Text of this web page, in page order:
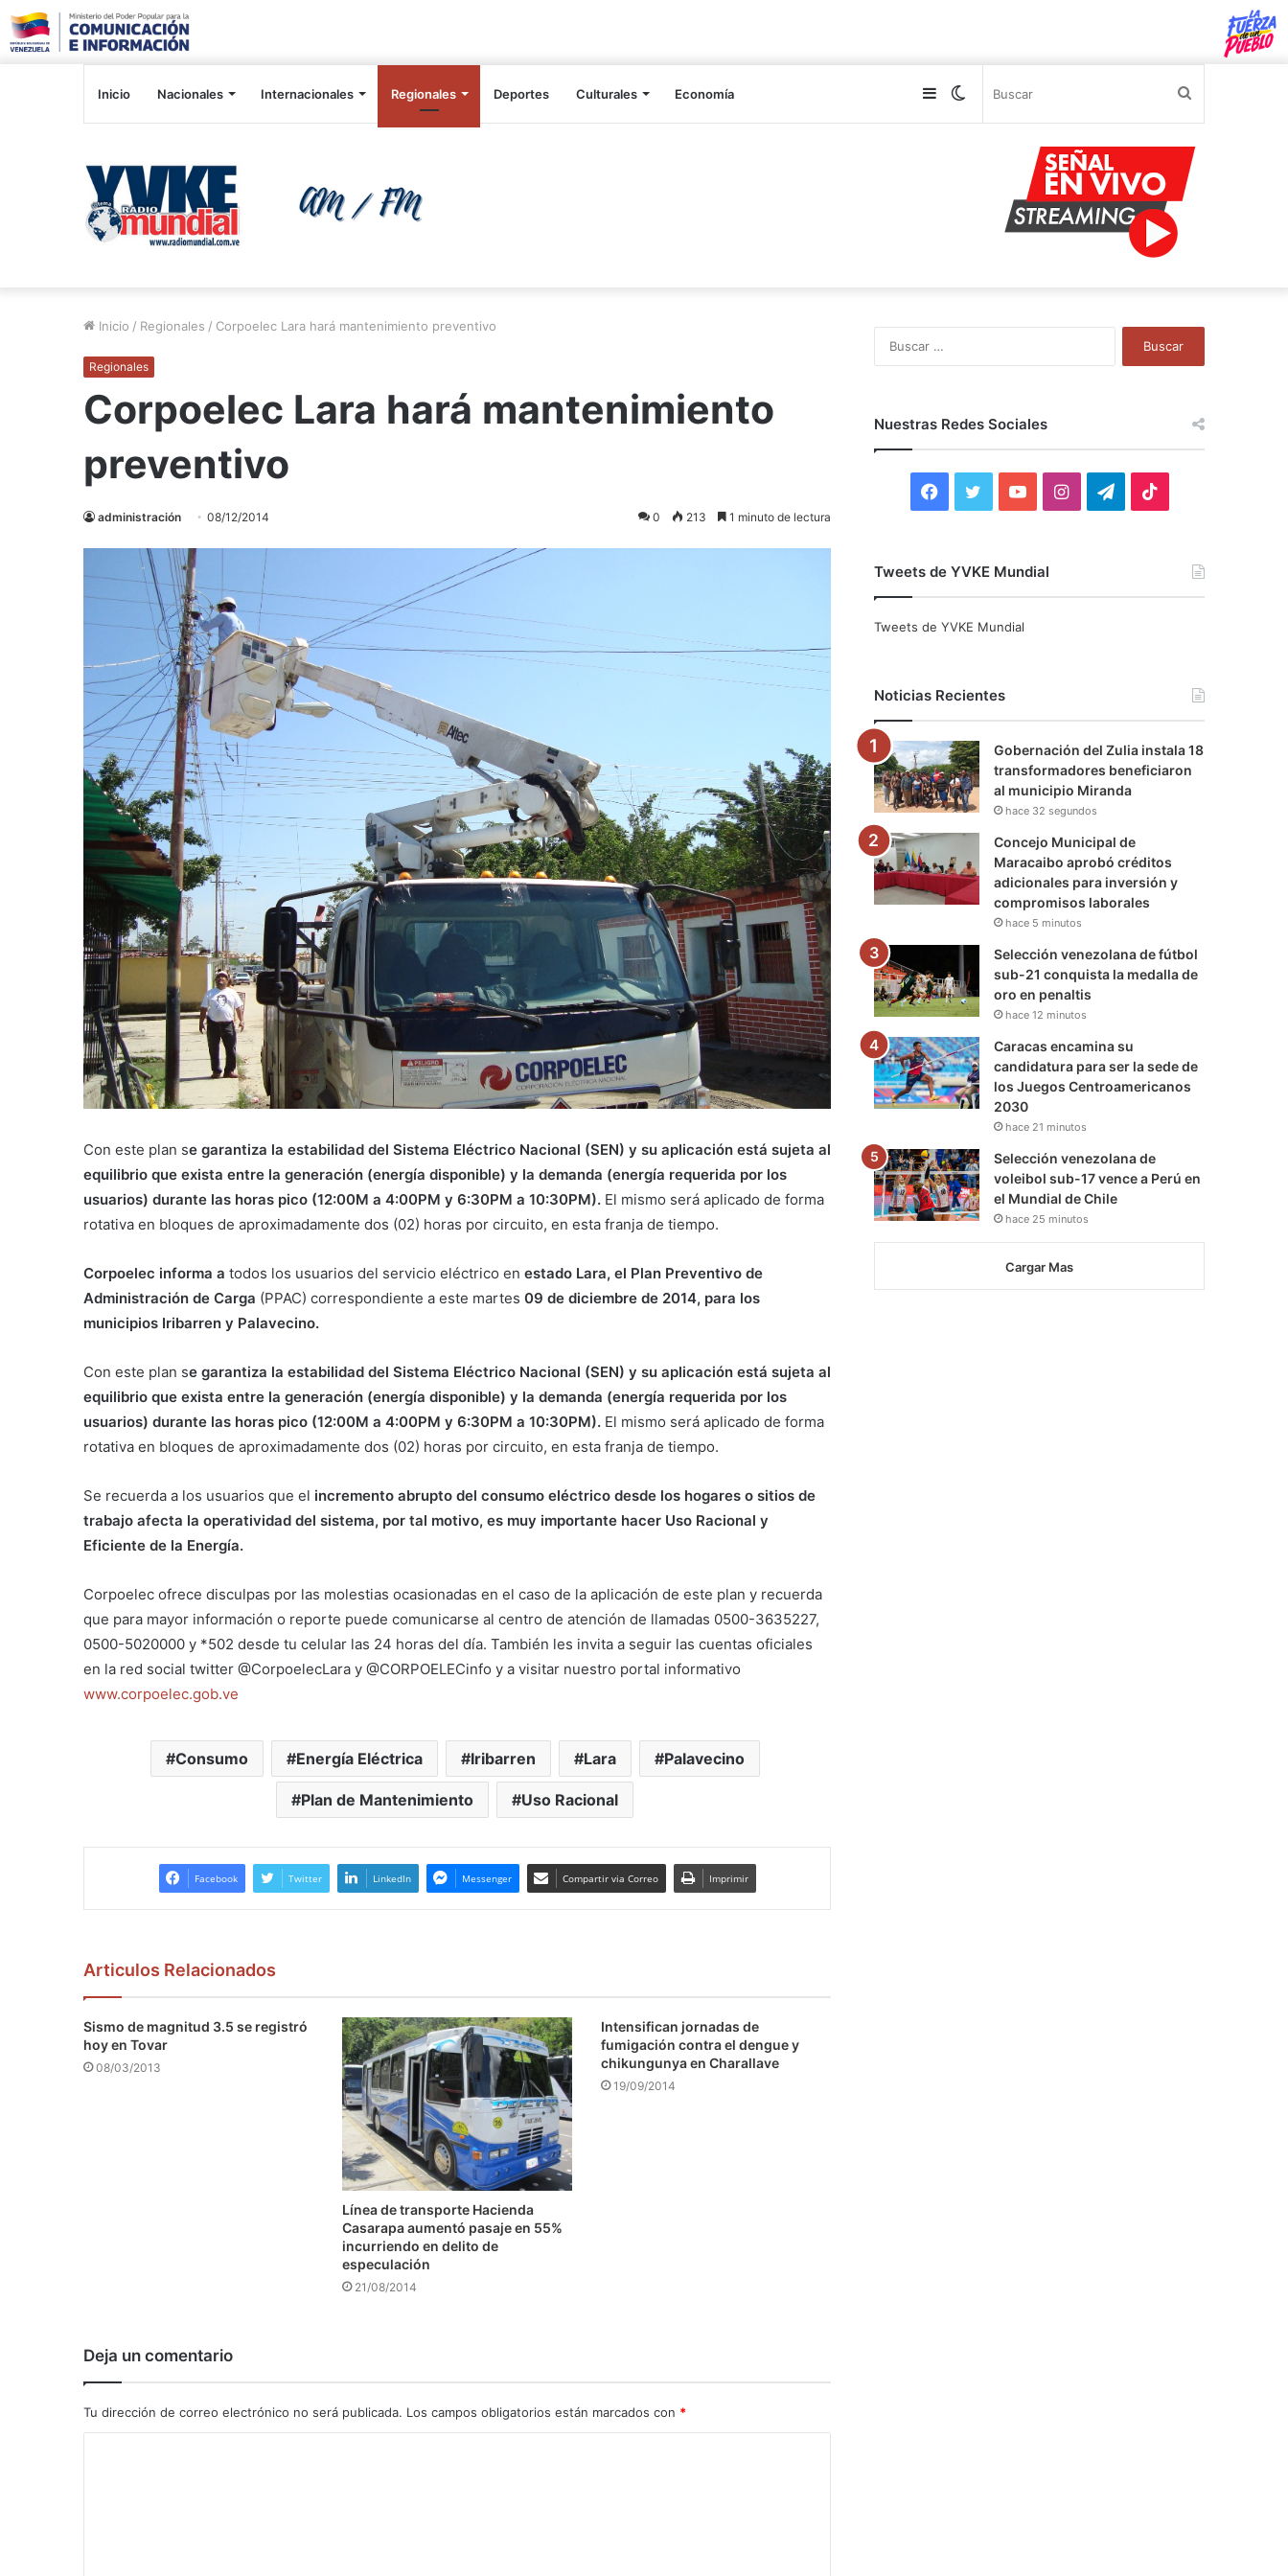
Inicio Nacionales Internacionales Regionales Deportes Culturales Economía Switch
Sidebar
Inicio / Regionales / Corpoelec Lara hará mantenimiento preventivo
Regionales
Corpoelec Lara hará mantenimiento
preventivo
administración 08/12/2014 0 213 1 minuto de lectura
Con este plan se garantiza la estabilidad del Sistema Eléctrico Nacional (SEN) y su aplicación está sujeta al
equilibrio que exista entre la generación (energía disponible) y la demanda (energía requerida por los
usuarios) durante las horas pico (12:00M a 4:00PM y 6:30PM a 10:30PM). El mismo será aplicado de forma
rotativa en bloques de aproximadamente dos (02) horas por circuito, en esta franja de tiempo.
Corpoelec informa a todos los usuarios del servicio eléctrico en estado Lara, el Plan Preventivo de
Administración de Carga (PPAC) correspondiente a este martes 09 de diciembre de 2014, para los
municipios Iribarren y Palavecino.
Con este plan se garantiza la estabilidad del Sistema Eléctrico Nacional (SEN) y su aplicación está sujeta al
equilibrio que exista entre la generación (energía disponible) y la demanda (energía requerida por los
usuarios) durante las horas pico (12:00M a 4:00PM y 6:30PM a 10:30PM). El mismo será aplicado de forma
rotativa en bloques de aproximadamente dos (02) horas por circuito, en esta franja de tiempo.
Se recuerda a los usuarios que el incremento abrupto del consumo eléctrico desde los hogares o sitios de
trabajo afecta la operatividad del sistema, por tal motivo, es muy importante hacer Uso Racional y
Eficiente de la Energía.
Corpoelec ofrece disculpas por las molestias ocasionadas en el caso de la aplicación de este plan y recuerda
que para mayor información o reporte puede comunicarse al centro de atención de llamadas 0500-3635227,
0500-5020000 y *502 desde tu celular las 24 horas del día. También les invita a seguir las cuentas oficiales
en la red social twitter @CorpoelecLara y @CORPOELECinfo y a visitar nuestro portal informativo
www.corpoelec.gob.ve
Consumo Energía Eléctrica Iribarren Lara Palavecino
Plan de Mantenimiento Uso Racional
Facebook Twitter LinkedIn Messenger Compartir via Correo Imprimir
Articulos Relacionados
Sismo de magnitud 3.5 se registró
hoy en Tovar
08/03/2013
Línea de transporte Hacienda
Casarapa aumentó pasaje en 55%
incurriendo en delito de
especulación
21/08/2014
Intensifican jornadas de
fumigación contra el dengue y
chikungunya en Charallave
19/09/2014
Deja un comentario
Tu dirección de correo electrónico no será publicada. Los campos obligatorios están marcados con *
Nuestras Redes Sociales
F
c
o
k
i
r
Y
u
e
I
r
a
m
T
a
m
Tweets de YVKE Mundial
Tweets de YVKE Mundial
Noticias Recientes
Gobernación del Zulia instala 18
transformadores beneficiaron
al municipio Miranda
hace 32 segundos
Concejo Municipal de
Maracaibo aprobó créditos
adicionales para inversión y
compromisos laborales
hace 5 minutos
Selección venezolana de fútbol
sub-21 conquista la medalla de
oro en penaltis
hace 12 minutos
Caracas encamina su
candidatura para ser la sede de
los Juegos Centroamericanos
2030
hace 21 minutos
Selección venezolana de
voleibol sub-17 vence a Perú en
el Mundial de Chile
hace 25 minutos
Cargar Mas